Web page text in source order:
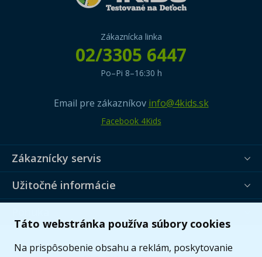
Táto webstránka používa súbory cookies
Na prispôsobenie obsahu a reklám, poskytovanie
Zákaznícka linka
02/3305 6447
Po–Pi 8–16:30 h
Email pre zákazníkov info@4kids.sk
Facebook 4Kids
Zákaznícky servis
Užitočné informácie